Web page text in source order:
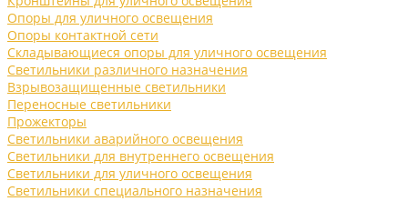
Опоры для уличного освещения
Опоры контактной сети
Складывающиеся опоры для уличного освещения
Светильники различного назначения
Взрывозащищенные светильники
Переносные светильники
Прожекторы
Светильники аварийного освещения
Светильники для внутреннего освещения
Светильники для уличного освещения
Светильники специального назначения